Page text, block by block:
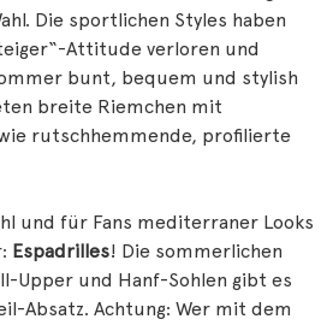
Die sportlichen Styles haben
Attitude verloren und
bunt, bequem und stylish
breite Riemchen mit
rutschhemmende, profilierte
und für Fans mediterraner Looks
Espadrilles! Die sommerlichen
Upper und Hanf-Sohlen gibt es
Absatz. Achtung: Wer mit dem